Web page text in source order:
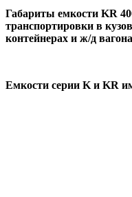
Габариты емкости KR
транспортировки в
контейнерах и ж/д
Емкости серии K и KR